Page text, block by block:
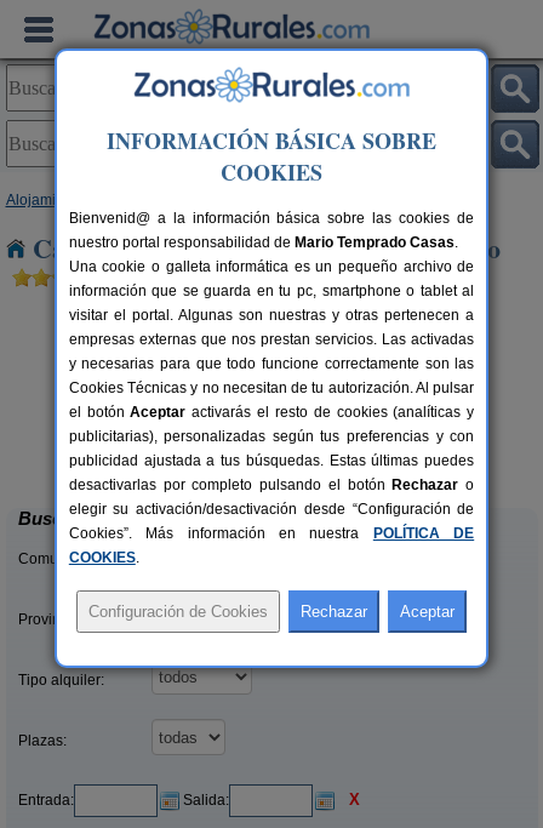
Alojamientos
Casas Rurales cerca de Itero del Castillo
6-7+1 pers.
desde22 €
Casa El Sauco
Ailanes de Zamanzas (Burgos)
Buscar
Comunidades:
Provincias/Islas:
Tipo alquiler:
Plazas:
Entrada: Salida: X
INFORMACIÓN BÁSICA SOBRE
COOKIES
Bienvenid@ a la información básica sobre las cookies de
nuestro portal responsabilidad de Mario Temprado Casas.
Una cookie o galleta informática es un pequeño archivo de
información que se guarda en tu pc, smartphone o tablet al
visitar el portal. Algunas son nuestras y otras pertenecen a
empresas externas que nos prestan servicios. Las activadas
y necesarias para que todo funcione correctamente son las
Cookies Técnicas y no necesitan de tu autorización. Al pulsar
el botónAceptar activarás el resto de cookies (analíticas y
publicitarias), personalizadas según tus preferencias y con
publicidad ajustada a tus búsquedas. Estas últimas puedes
desactivarlas por completo pulsando el botón Rechazar o
elegir su activación/desactivación desde “Configuración de
Cookies”. Más información en nuestra
POLÍTICA DE
COOKIES.